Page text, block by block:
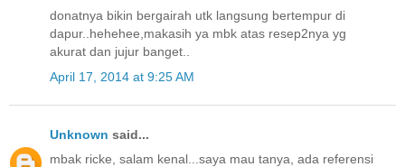
donatnya bikin bergairah utk langsung bertempur di
dapur..hehehee,makasih ya mbk atas resep2nya yg
akurat dan jujur banget..
April 17, 2014 at 9:25 AM
Unknown said...
mbak ricke, salam kenal...saya mau tanya, ada referensi